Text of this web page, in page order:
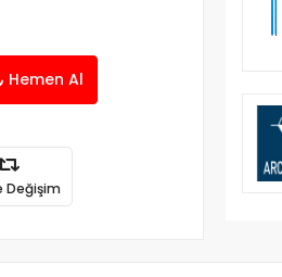
Hemen Al
Değişim